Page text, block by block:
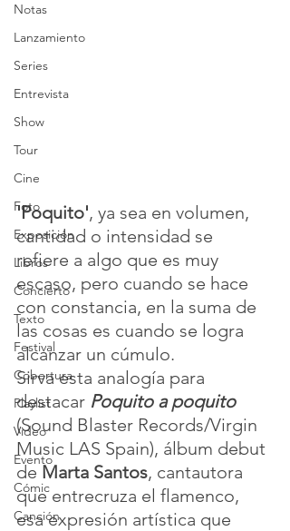
Notas
Lanzamiento
Series
Entrevista
Show
Tour
Cine
Foto
Exposición
Libros
Concierto
Texto
Festival
Cobertura
Playlist
Video
Evento
Cómic
Canción
'Poquito', ya sea en volumen,
cantidad o intensidad se
refiere a algo que es muy
escaso, pero cuando se hace
con constancia, en la suma de
las cosas es cuando se logra
alcanzar un cúmulo.
Sirva esta analogía para
destacar Poquito a poquito
(Sound Blaster Records/Virgin
Music LAS Spain), álbum debut
de Marta Santos, cantautora
que entrecruza el flamenco,
esa expresión artística que